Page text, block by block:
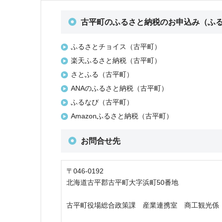
古平町のふるさと納税のお申込み（ふ
ふるさとチョイス（古平町）
楽天ふるさと納税（古平町）
さとふる（古平町）
ANAのふるさと納税（古平町）
ふるなび（古平町）
Amazonふるさと納税（古平町）
お問合せ先
〒046-0192
北海道古平郡古平町大字浜町50番地
古平町役場総合政策課 産業連携室 商工観光係